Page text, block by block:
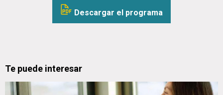
Descargar el programa
Te puede interesar